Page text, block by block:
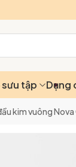
sưu tập Dụng
kim vuông